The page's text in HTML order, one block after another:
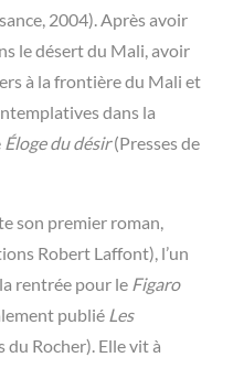
2004). Après avoir
le désert du Mali, avoir
à la frontière du Mali et
dans la
Éloge du désir(Presses de
son premier roman,
Robert Laffont), l’un
rentrée pour le Figaro
publié Les
Rocher). Elle vit à